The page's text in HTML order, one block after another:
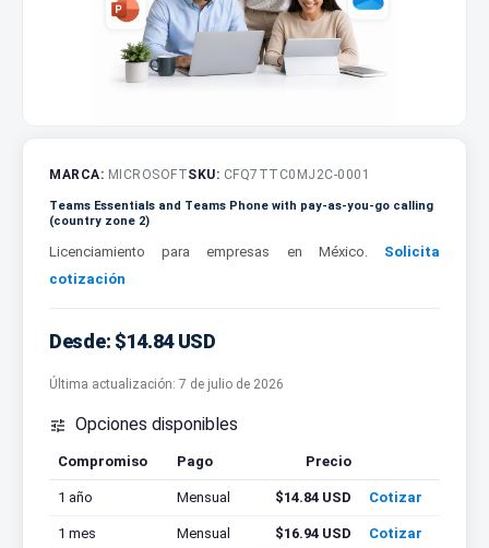
MARCA: MICROSOFTSKU: CFQ7TTC0MJ2C-0001
Teams Essentials and Teams Phone with pay-as-you-go calling
(country zone 2)
Licenciamiento para empresas en México. Solicita
cotización
Desde: $14.84 USD
Última actualización: 7 de julio de 2026
 Opciones disponibles
Compromiso Pago Precio
1 año
Mensual $14.84 USD Cotizar
1 mes Mensual $16.94 USD Cotizar